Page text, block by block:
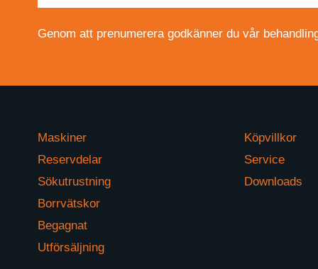
Genom att prenumerera godkänner du vår
Maskiner
Reservdelar
Sökutrustning
Borrvätskor
Begagnat
Utförsäljning
Köpvillkor
Service
Downloads